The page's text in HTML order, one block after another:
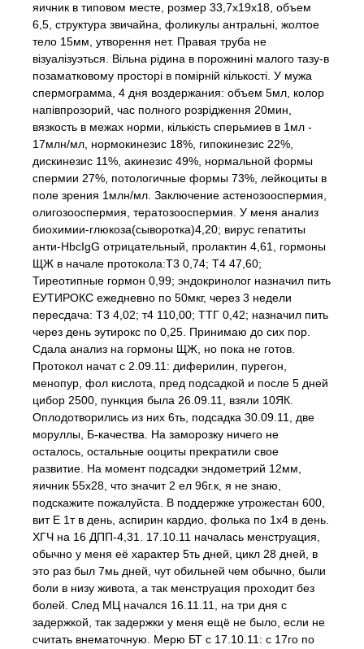
яичник в типовом месте, розмер 33,7х19х18, объем
6,5, структура звичайна, фоликулы антральнi, жолтое
тело 15мм, утворення нет. Правая труба не
вiзуалiзуэться. Вiльна рiдина в порожнинi малого тазу-в
позаматковому просторi в помiрнiй кiлькостi. У мужа
спермограмма, 4 дня воздержания: объем 5мл, колор
напiвпрозорий, час полного розрiдження 20мин,
вязкость в межах норми, кiлькiсть сперьмиев в 1мл -
17млн/мл, нормокинезис 18%, гипокинезис 22%,
дискинезис 11%, акинезис 49%, нормальной формы
спермии 27%, потологичные формы 73%, лейкоциты в
поле зрения 1млн/мл. Заключение астенозооспермия,
олигозооспермия, тератозооспермия. У меня анализ
биохимии-глюкоза(сыворотка)4,20; вирус гепатиты
анти-HbcIgG отрицательный, пролактин 4,61, гормоны
ЩЖ в начале протокола:Т3 0,74; Т4 47,60;
Тиреотипные гормон 0,99; эндокринолог назначил пить
ЕУТИРОКС ежедневно по 50мкг, через 3 недели
пересдача: Т3 4,02; т4 110,00; ТТГ 0,42; назначил пить
через день эутирокс по 0,25. Принимаю до сих пор.
Сдала анализ на гормоны ЩЖ, но пока не готов.
Протокол начат с 2.09.11: диферилин, пурегон,
менопур, фол кислота, пред подсадкой и после 5 дней
цибор 2500, пункция была 26.09.11, взяли 10ЯК.
Оплодотворились из них 6ть, подсадка 30.09.11, две
моруллы, Б-качества. На заморозку ничего не
осталось, остальные ооциты прекратили свое
развитие. На момент подсадки эндометрий 12мм,
яичник 55х28, что значит 2 ел 96г.к, я не знаю,
подскажите пожалуйста. В поддержке утрожестан 600,
вит Е 1т в день, аспирин кардио, фолька по 1х4 в день.
ХГЧ на 16 ДПП-4,31. 17.10.11 началась менструация,
обычно у меня её характер 5ть дней, цикл 28 дней, в
это раз был 7мь дней, чут обильней чем обычно, были
боли в низу живота, а так менструация проходит без
болей. След МЦ начался 16.11.11, на три дня с
задержкой, так задержки у меня ещё не было, если не
считать внематочную. Мерю БТ с 17.10.11: с 17го по